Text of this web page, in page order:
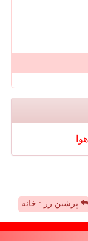
هوا
پرشین رز : خانه